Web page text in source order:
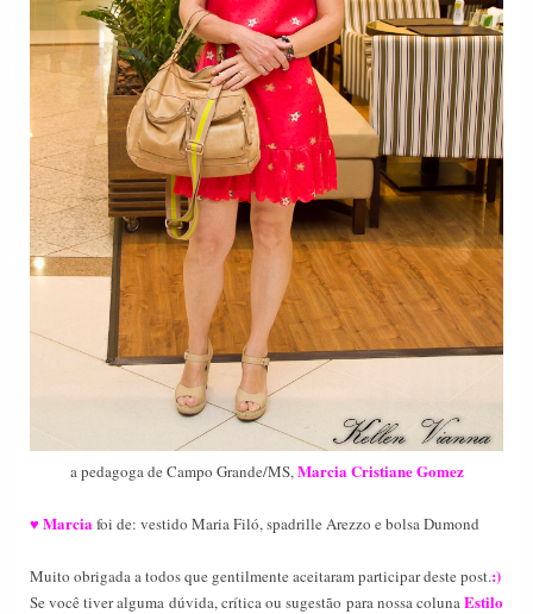
a pedagoga de Campo Grande/MS,Marcia Cristiane Gomez
♥ Marcia foi de: vestido Maria Filó, spadrille Arezzo e bolsa Dumond
Muito obrigada a todos que gentilmente aceitaram participar deste post.:)
Se você tiver alguma dúvida, crítica ou sugestão para nossa colunaEstilo